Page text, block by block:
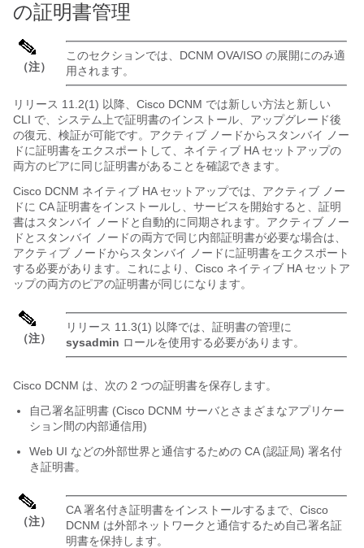
の証明書管理
（注）
このセクションでは、DCNM OVA/ISO の展開にのみ適
用されます。
リリース 11.2(1) 以降、Cisco DCNM では新しい方法と新しい
CLI で、システム上で証明書のインストール、アップグレード後
の復元、検証が可能です。 アクティブ ノードからスタンバイ ノー
ドに証明書をエクスポートして、ネイティブ HA セットアップの
両方のピアに同じ証明書があることを確認できます。
Cisco DCNM ネイティブ HA セットアップでは、アクティブ ノー
ドに CA 証明書をインストールし、サービスを開始すると、証明
書はスタンバイ ノードと自動的に同期されます。アクティブ ノー
ドとスタンバイ ノードの両方で同じ内部証明書が必要な場合は、
アクティブ ノードからスタンバイ ノードに証明書をエクスポート
する必要があります。これにより、Cisco ネイティブ HA セットア
ップの両方のピアの証明書が同じになります。
（注）
リリース 11.3(1) 以降では、証明書の管理に
sysadmin ロールを使用する必要があります。
Cisco DCNM は、次の 2 つの証明書を保存します。
自己署名証明書 (Cisco DCNM サーバとさまざまなアプリケー
ション間の内部通信用)
Web UI などの外部世界と通信するための CA (認証局) 署名付
き証明書。
（注）
CA 署名付き証明書をインストールするまで、Cisco
DCNM は外部ネットワークと通信するため自己署名証
明書を保持します。